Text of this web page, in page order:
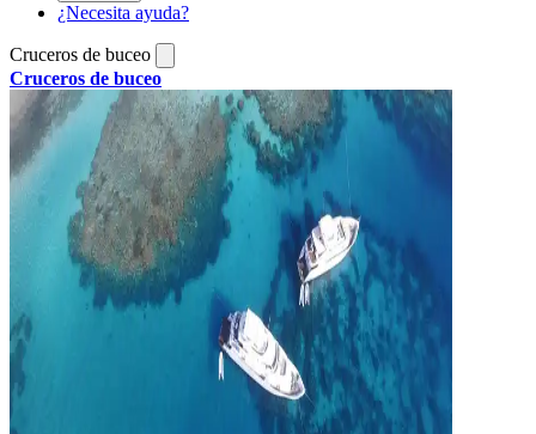
¿Necesita ayuda?
Cruceros de buceo
Cruceros de buceo